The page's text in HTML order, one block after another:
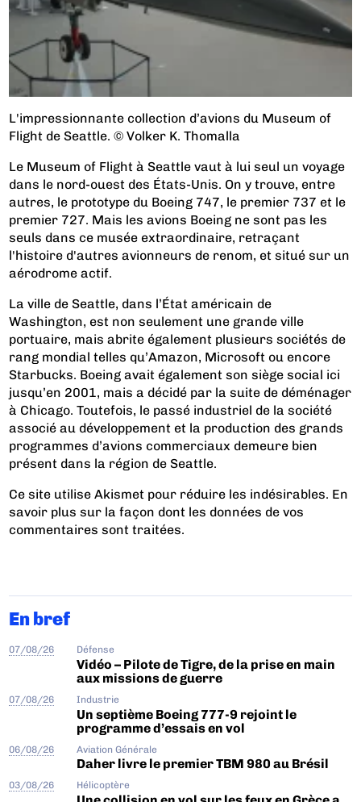
L'impressionnante collection d’avions du Museum of
Flight de Seattle. © Volker K. Thomalla
Le Museum of Flight à Seattle vaut à lui seul un voyage
dans le nord-ouest des États-Unis. On y trouve, entre
autres, le prototype du Boeing 747, le premier 737 et le
premier 727. Mais les avions Boeing ne sont pas les
seuls dans ce musée extraordinaire, retraçant
l'histoire d'autres avionneurs de renom, et situé sur un
aérodrome actif.
La ville de Seattle, dans l’État américain de
Washington, est non seulement une grande ville
portuaire, mais abrite également plusieurs sociétés de
rang mondial telles qu’Amazon, Microsoft ou encore
Starbucks. Boeing avait également son siège social ici
jusqu’en 2001, mais a décidé par la suite de déménager
à Chicago. Toutefois, le passé industriel de la société
associé au développement et la production des grands
programmes d’avions commerciaux demeure bien
présent dans la région de Seattle.
Ce site utilise Akismet pour réduire les indésirables. En
savoir plus sur la façon dont les données de vos
commentaires sont traitées.
En bref
07/08/26 Défense
Vidéo – Pilote de Tigre, de la prise en main
aux missions de guerre
07/08/26 Industrie
Un septième Boeing 777-9 rejoint le
programme d’essais en vol
06/08/26 Aviation Générale
Daher livre le premier TBM 980 au Brésil
03/08/26 Hélicoptère